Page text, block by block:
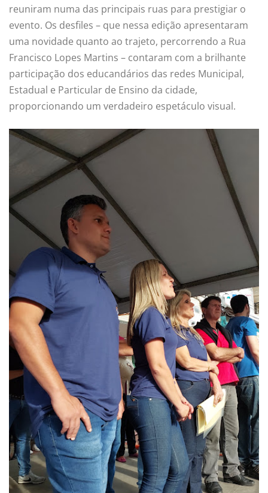
reuniram numa das principais ruas para prestigiar o
evento. Os desfiles – que nessa edição apresentaram
uma novidade quanto ao trajeto, percorrendo a Rua
Francisco Lopes Martins – contaram com a brilhante
participação dos educandários das redes Municipal,
Estadual e Particular de Ensino da cidade,
proporcionando um verdadeiro espetáculo visual.